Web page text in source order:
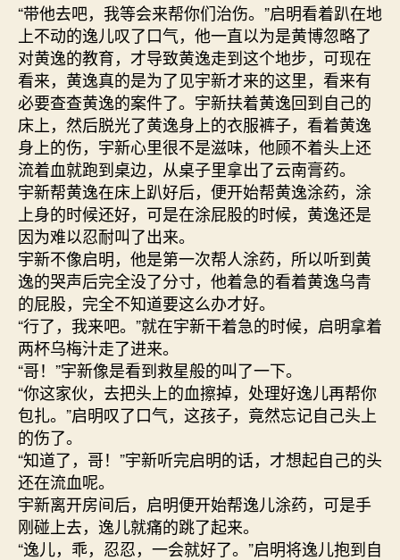
“带他去吧，我等会来帮你们治伤。”启明看着趴在地
上不动的逸儿叹了口气，他一直以为是黄博忽略了
对黄逸的教育，才导致黄逸走到这个地步，可现在
看来，黄逸真的是为了见宇新才来的这里，看来有
必要查查黄逸的案件了。宇新扶着黄逸回到自己的
床上，然后脱光了黄逸身上的衣服裤子，看着黄逸
身上的伤，宇新心里很不是滋味，他顾不着头上还
流着血就跑到桌边，从桌子里拿出了云南膏药。
宇新帮黄逸在床上趴好后，便开始帮黄逸涂药，涂
上身的时候还好，可是在涂屁股的时候，黄逸还是
因为难以忍耐叫了出来。
宇新不像启明，他是第一次帮人涂药，所以听到黄
逸的哭声后完全没了分寸，他着急的看着黄逸乌青
的屁股，完全不知道要这么办才好。
“行了，我来吧。”就在宇新干着急的时候，启明拿着
两杯乌梅汁走了进来。
“哥！”宇新像是看到救星般的叫了一下。
“你这家伙，去把头上的血擦掉，处理好逸儿再帮你
包扎。”启明叹了口气，这孩子，竟然忘记自己头上
的伤了。
“知道了，哥！”宇新听完启明的话，才想起自己的头
还在流血呢。
宇新离开房间后，启明便开始帮逸儿涂药，可是手
刚碰上去，逸儿就痛的跳了起来。
“逸儿，乖，忍忍，一会就好了。”启明将逸儿抱到自